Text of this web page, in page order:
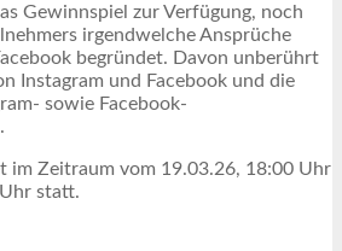
Gewinnspiel zur Verfügung, noch
irgendwelche Ansprüche
begründet. Davon unberührt
Instagram und Facebook und die
sowie Facebook-
im Zeitraum vom 19.03.26, 18:00 Uhr
statt.